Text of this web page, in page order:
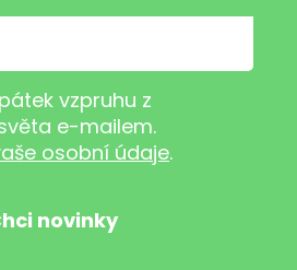
vzpruhu z
e-mailem.
osobní údaje.